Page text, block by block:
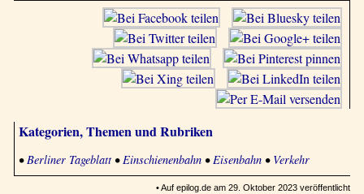
Kategorien, Themen und Rubriken
•Berliner Tageblatt•Einschienenbahn •Eisenbahn• Verkehr
• Auf epilog.de am 29. Oktober 2023 veröffentlicht